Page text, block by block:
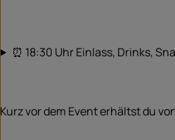
⏰ 18:30 Uhr Einlass, Drinks,
Kurz vor dem Event erhältst du